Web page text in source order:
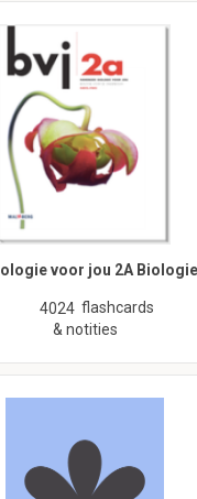
voor jou 2A
4024 flashcards
& notities